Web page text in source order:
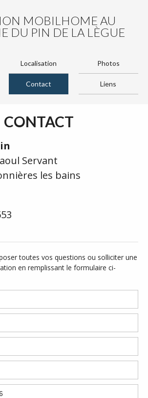
MOBILHOME AU
DU PIN DE LA LÈGUE
Localisation Photos
Contact Liens
CONTACT
Servant
les bains
toutes vos questions ou solliciter une
en remplissant le formulaire ci-